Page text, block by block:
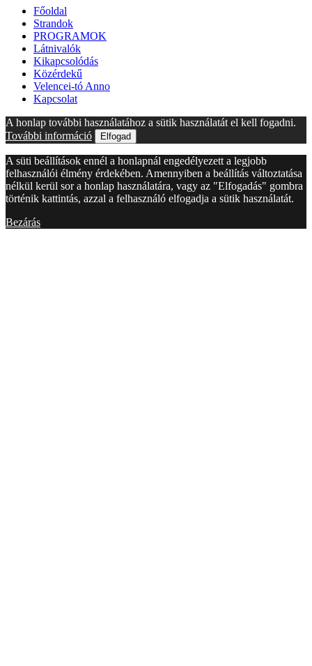
Főoldal
Strandok
PROGRAMOK
Látnivalók
Kikapcsolódás
Közérdekű
Velencei-tó Anno
Kapcsolat
A honlap további használatához a sütik használatát el kell fogadni.
További információ
Elfogad
A süti beállítások ennél a honlapnál engedélyezett a legjobb
felhasználói élmény érdekében. Amennyiben a beállítás változtatása
nélkül kerül sor a honlap használatára, vagy az "Elfogadás" gombra
történik kattintás, azzal a felhasználó elfogadja a sütik használatát.
Bezárás